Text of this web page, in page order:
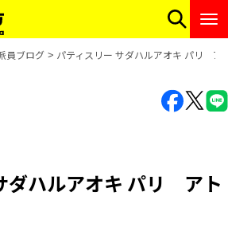
員ブログ パティスリー サダハルアオキ パリ ア
ダハルアオキ パリ アト